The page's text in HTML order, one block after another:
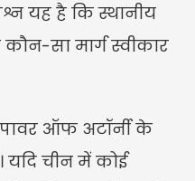
यह है कि स्थानीय
सा मार्ग स्वीकार
पावर ऑफ अटॉर्नी के
यदि चीन में कोई